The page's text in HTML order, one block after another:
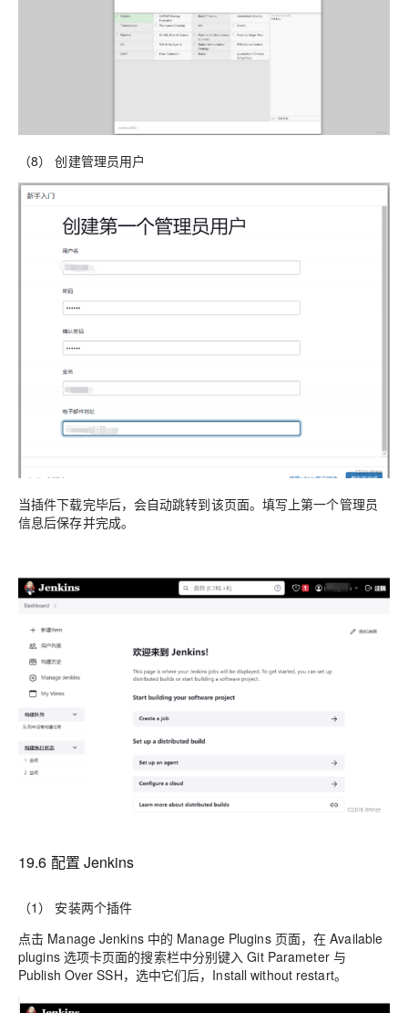
（8） 创建管理员用户
当插件下载完毕后，会自动跳转到该页面。填写上第一个管理员
信息后保存并完成。
19.6 配置 Jenkins
（1） 安装两个插件
点击 Manage Jenkins 中的 Manage Plugins 页面，在 Available
plugins 选项卡页面的搜索栏中分别键入 Git Parameter 与
Publish Over SSH，选中它们后，Install without restart。